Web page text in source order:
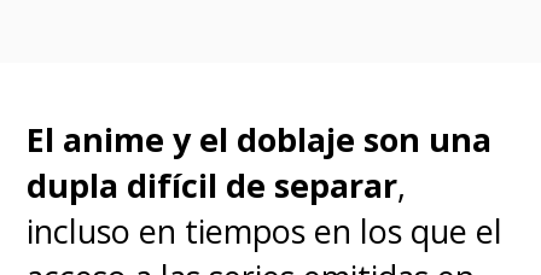
El anime y el doblaje son una
dupla difícil de separar,
incluso en tiempos en los que el